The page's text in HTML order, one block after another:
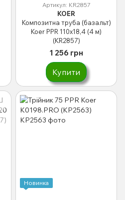
Артикул: KR2857
KOER
Композитна труба (базальт)
Koer PPR 110x18,4 (4 м)
(KR2857)
1 256 грн
Купити
Новинка